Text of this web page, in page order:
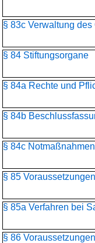
§ 83c Verwaltung
§ 84 Stiftungsorgane
§ 84a Rechte und
§ 84b
§ 84c
§ 85
§ 85a Verfahren bei
§ 86